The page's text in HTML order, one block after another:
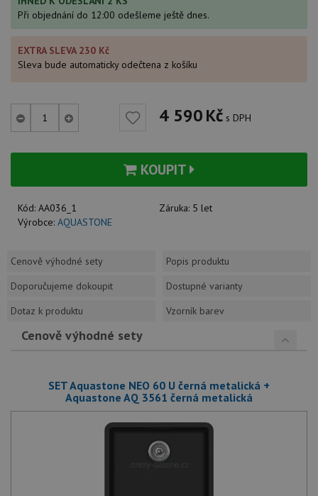
Při objednání do 12:00 odešleme ještě dnes.
EXTRA SLEVA 230 Kč
Sleva bude automaticky odečtena z košíku
4 590Kč s DPH
KOUPIT
Kód: AA036_1 Záruka: 5 let
Výrobce: AQUASTONE
Cenově výhodné sety
Popis produktu
Doporučujeme dokoupit
Dostupné varianty
Dotaz k produktu
Vzorník barev
Cenově výhodné sety
SET Aquastone NEO 60 U černá metalická +
Aquastone AQ 3561 černá metalická